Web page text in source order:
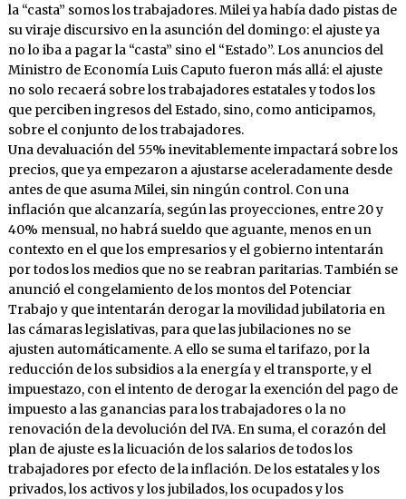
la “casta” somos los trabajadores. Milei ya había dado pistas de
su viraje discursivo en la asunción del domingo: el ajuste ya
no lo iba a pagar la “casta” sino el “Estado”. Los anuncios del
Ministro de Economía Luis Caputo fueron más allá: el ajuste
no solo recaerá sobre los trabajadores estatales y todos los
que perciben ingresos del Estado, sino, como anticipamos,
sobre el conjunto de los trabajadores.
Una devaluación del 55% inevitablemente impactará sobre los
precios, que ya empezaron a ajustarse aceleradamente desde
antes de que asuma Milei, sin ningún control. Con una
inflación que alcanzaría, según las proyecciones, entre 20 y
40% mensual, no habrá sueldo que aguante, menos en un
contexto en el que los empresarios y el gobierno intentarán
por todos los medios que no se reabran paritarias. También se
anunció el congelamiento de los montos del Potenciar
Trabajo y que intentarán derogar la movilidad jubilatoria en
las cámaras legislativas, para que las jubilaciones no se
ajusten automáticamente. A ello se suma el tarifazo, por la
reducción de los subsidios a la energía y el transporte, y el
impuestazo, con el intento de derogar la exención del pago de
impuesto a las ganancias para los trabajadores o la no
renovación de la devolución del IVA. En suma, el corazón del
plan de ajuste es la licuación de los salarios de todos los
trabajadores por efecto de la inflación. De los estatales y los
privados, los activos y los jubilados, los ocupados y los